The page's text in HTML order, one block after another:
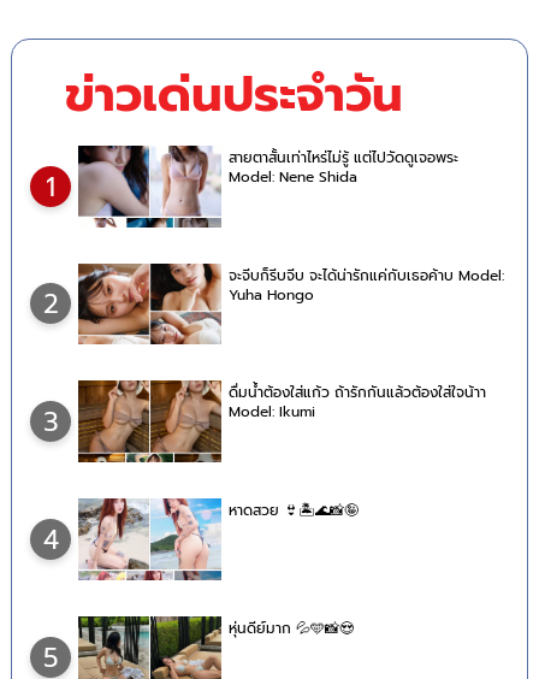
ข่าวเด่นประจำวัน
1
สายตาสั้นเท่าไหร่ไม่รู้ แต่ไปวัดดูเจอพระ
Model: Nene Shida
2
จะจีบก็รีบจีบ จะได้น่ารักแค่กับเธอค้าบ Model:
Yuha Hongo
3
ดื่มน้ำต้องใส่แก้ว ถ้ารักกันแล้วต้องใส่ใจน้าา
Model: Ikumi
4
หาดสวย 👙🏝🌊📸🤪
5
หุ่นดีย์มาก 💦🩵📸😍